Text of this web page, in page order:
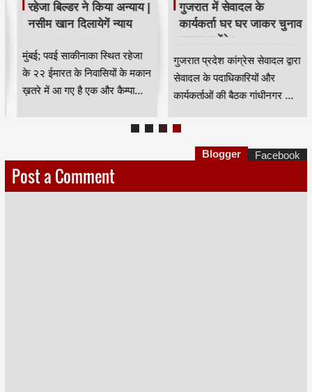
रहेजा बिल्डर ने किया अन्याय |
नसीम खान दिलायेगें न्याय
मुंबई; पवई साकीनाका स्थित रहेजा
के २२ ईमारत के निवासियों के मकान
ख़तरे में आ गए है एक और कैम्पा...
गुजरात में सेवादल के
कार्यकर्ता घर घर जाकर चुनाव
प्रचार करेंगे।
गुजरात प्रदेश कांग्रेस सेवादल द्वारा
सेवादल के पदाधिकारियों और
कार्यकर्ताओं की बैठक गांधीनगर ...
Post a Comment
Blogger Facebook